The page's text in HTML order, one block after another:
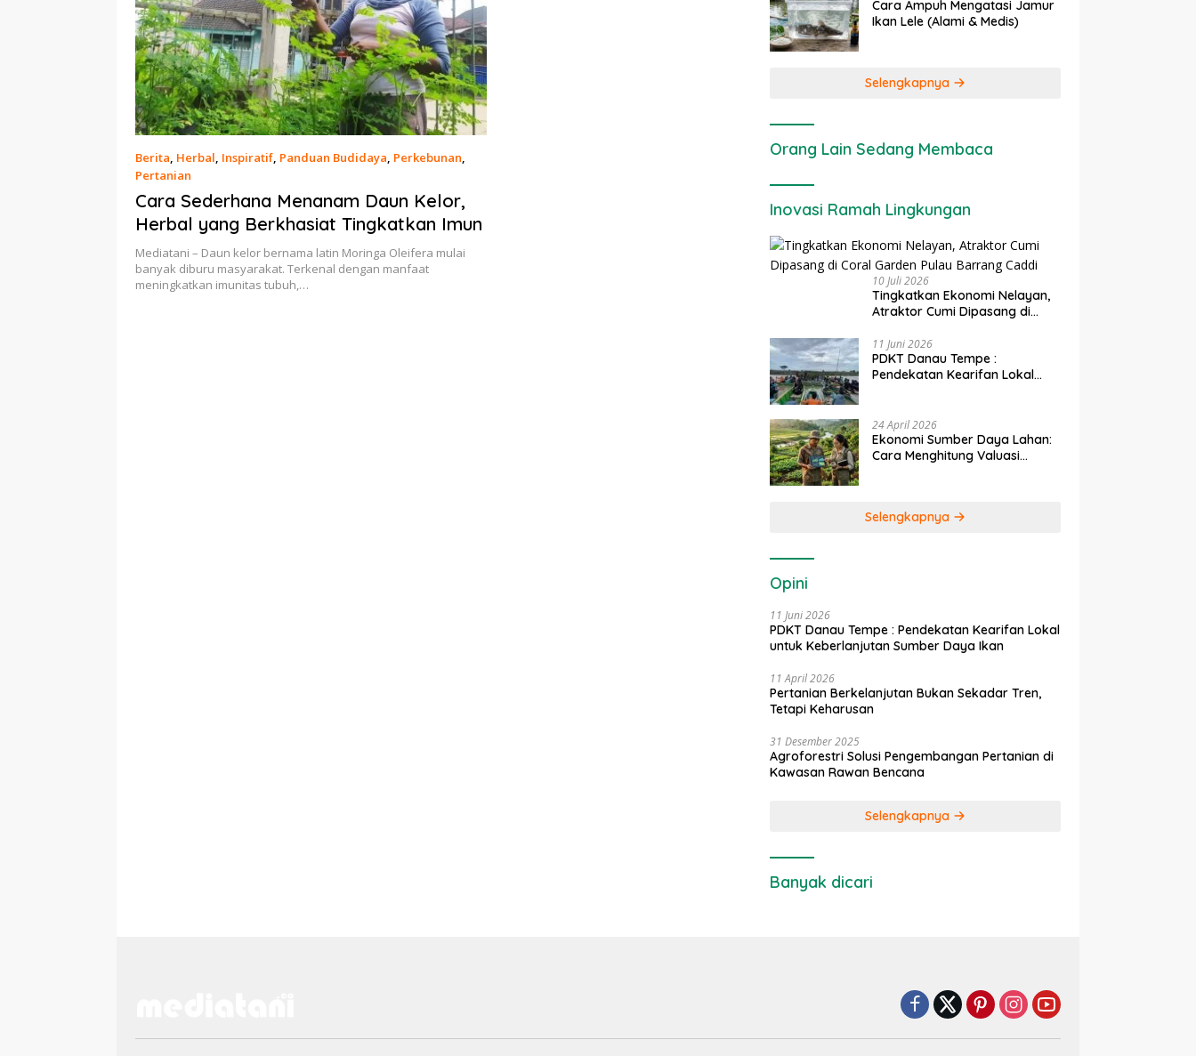
Berita, Herbal, Inspiratif, Panduan Budidaya, Perkebunan,
Pertanian
9 Maret 2023
Cara Sederhana Menanam Daun Kelor,
Herbal yang Berkhasiat Tingkatkan Imun
Mediatani – Daun kelor bernama latin Moringa Oleifera mulai
banyak diburu masyarakat. Terkenal dengan manfaat
meningkatkan imunitas tubuh,…
Cara Ampuh Mengatasi Jamur
Ikan Lele (Alami & Medis)
Selengkapnya
Orang Lain Sedang Membaca
Inovasi Ramah Lingkungan
10 Juli 2026
Tingkatkan Ekonomi Nelayan,
Atraktor Cumi Dipasang di
Caddi
11 Juni 2026
PDKT Danau Tempe :
Pendekatan Kearifan Lokal
24 April 2026
Ekonomi Sumber Daya Lahan:
Cara Menghitung Valuasi
Selengkapnya
Opini
11 Juni 2026
PDKT Danau Tempe : Pendekatan Kearifan Lokal
untuk Keberlanjutan Sumber Daya Ikan
11 April 2026
Pertanian Berkelanjutan Bukan Sekadar Tren,
Tetapi Keharusan
31 Desember 2025
Agroforestri Solusi Pengembangan Pertanian di
Kawasan Rawan Bencana
Selengkapnya
Banyak dicari